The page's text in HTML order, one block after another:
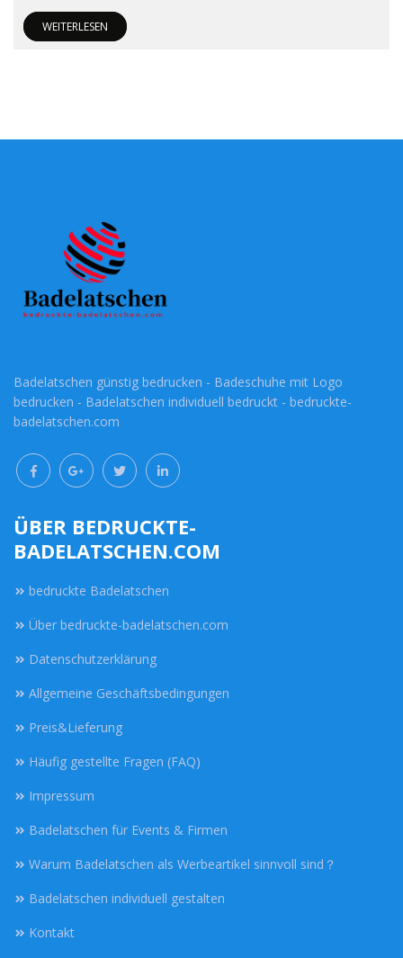
WEITERLESEN
Badelatschen günstig bedrucken - Badeschuhe mit Logo
bedrucken - Badelatschen individuell bedruckt - bedruckte-
badelatschen.com
ÜBER BEDRUCKTE-
BADELATSCHEN.COM
bedruckte Badelatschen
Über bedruckte-badelatschen.com
Datenschutzerklärung
Allgemeine Geschäftsbedingungen
Preis&Lieferung
Häufig gestellte Fragen (FAQ)
Impressum
Badelatschen für Events & Firmen
Warum Badelatschen als Werbeartikel sinnvoll sind？
Badelatschen individuell gestalten
Kontakt